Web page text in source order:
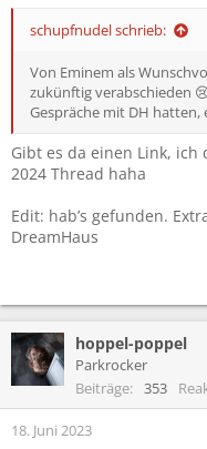
schupfnudel schrieb:
Von Eminem als
zukünftig verabschieden
Gespräche mit DH hatten,
Gibt es da einen Link, ich
2024 Thread haha
Edit: hab’s gefunden.
DreamHaus
hoppel-poppel
Parkrocker
Beiträge
353
18. Juni 2023